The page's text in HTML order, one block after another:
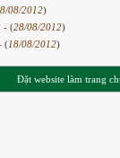
08/2012)
- (28/08/2012)
(18/08/2012)
Đặt website làm trang